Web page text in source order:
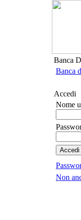
Banca
Banca
Accedi
Nome
Non